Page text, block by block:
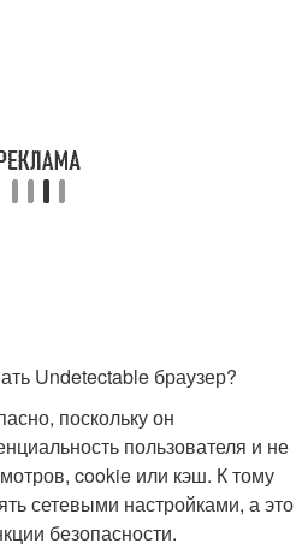
Undetectable браузер?
поскольку он
пользователя и не
cookie или кэш. К тому
сетевыми настройками, а это
безопасности.